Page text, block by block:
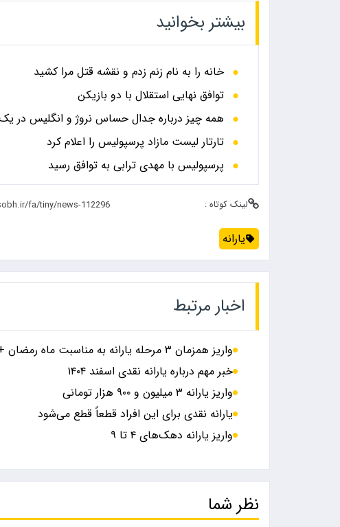
بیشتر بخوانید
خانه را به نام زنم زدم و نقشه قتل مرا کشید
توافق نهایی استقلال با دو بازیکن
همه چیز درباره جدال حساس نروژ و انگلیس در
تارتار لیست مازاد پرسپولیس را اعلام کرد
پرسپولیس با مهدی ترابی به توافق رسید
لینک کوتاه :
یارانه
اخبار مرتبط
واریز همزمان ۳ مرحله یارانه به مناسبت ماه رمضان + جزئیات
خبر مهم درباره یارانه نقدی اسفند ۱۴۰۴
واریز یارانه ۳ میلیون و ۹۰۰ هزار تومانی
یارانه نقدی برای این افراد قطعاً قطع می‌شود
واریز یارانه دهک‌های ۴ تا ۹
نظر شما